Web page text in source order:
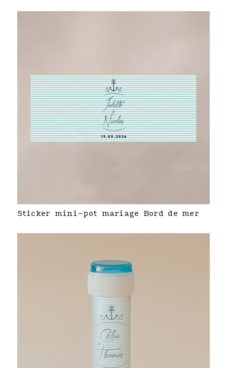
Sticker mini-pot mariage Bord de mer